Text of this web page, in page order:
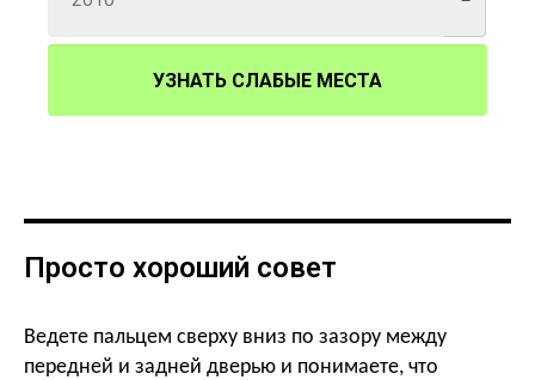
УЗНАТЬ СЛАБЫЕ МЕСТА
Просто хороший совет
Ведете пальцем сверху вниз по зазору между
передней и задней дверью и понимаете, что